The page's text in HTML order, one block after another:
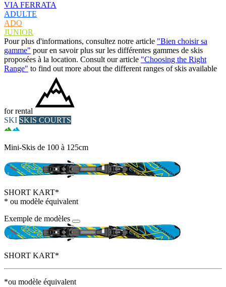
VIA FERRATA
ADULTE
ADO
JUNIOR
Pour plus d'informations, consultez notre article "Bien choisir sa
gamme" pour en savoir plus sur les différentes gammes de skis
proposées à la location. Consult our article "Choosing the Right
Range" to find out more about the different ranges of skis available
for rental
SKI SKIS COURTS
Mini-Skis de 100 à 125cm
SHORT KART*
* ou modèle équivalent
Exemple de modèles
SHORT KART*
*ou modèle équivalent